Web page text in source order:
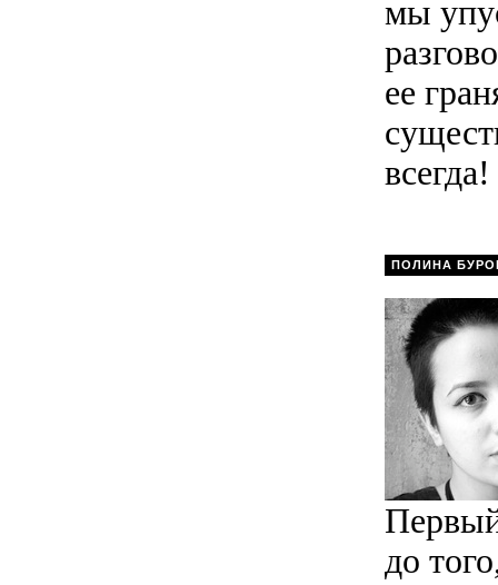
мы
ее
всегда!
ПОЛИНА
до